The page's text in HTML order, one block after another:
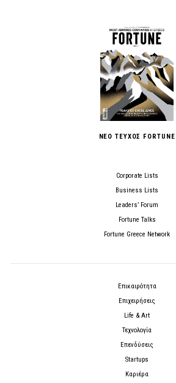
ΝΕΟ ΤΕΥΧΟΣ FORTUNE
Corporate Lists
Business Lists
Leaders’ Forum
Fortune Talks
Fortune Greece Network
Επικαιρότητα
Επιχειρήσεις
Life & Art
Τεχνολογία
Επενδύσεις
Startups
Καριέρα